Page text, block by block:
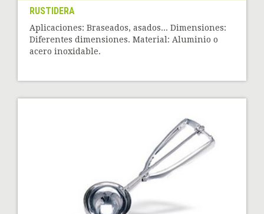
RUSTIDERA
Aplicaciones: Braseados, asados... Dimensiones:
Diferentes dimensiones. Material: Aluminio o
acero inoxidable.